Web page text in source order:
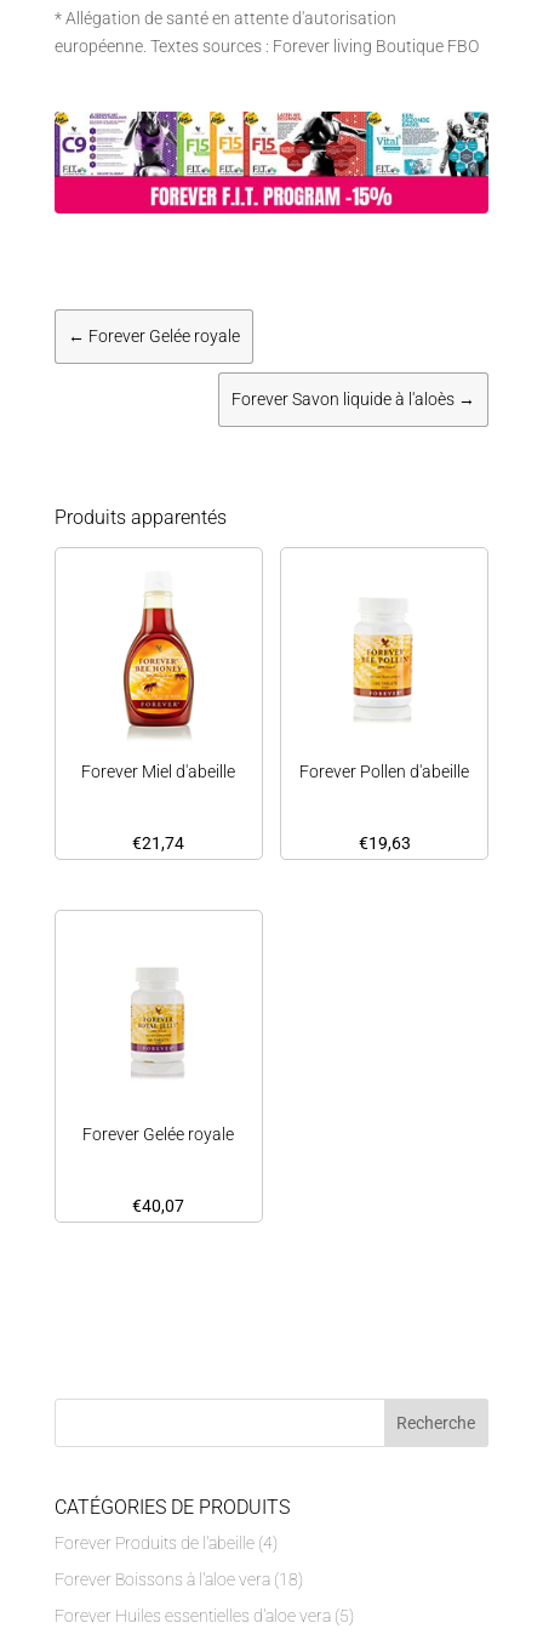
* Allégation de santé en attente d'autorisation
européenne. Textes sources : Forever living Boutique FBO
← Forever Gelée royale
Forever Savon liquide à l'aloès →
Produits apparentés
Forever Miel d'abeille
€21,74
Forever Pollen d'abeille
€19,63
Forever Gelée royale
€40,07
CATÉGORIES DE PRODUITS
Forever Produits de l'abeille (4)
Forever Boissons à l'aloe vera (18)
Forever Huiles essentielles d'aloe vera (5)